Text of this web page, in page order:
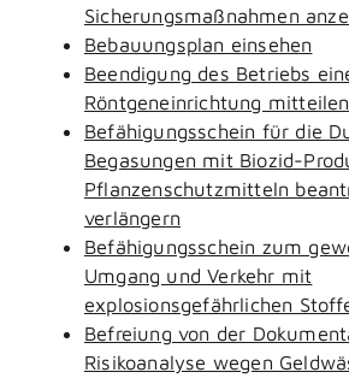
Sicherungsmaßnahmen
Bebauungsplan einsehen
Beendigung des Betriebs
Röntgeneinrichtung mitteilen
Befähigungsschein für die
Begasungen mit Biozid-
Pflanzenschutzmitteln
verlängern
Befähigungsschein zum
Umgang und Verkehr mit
explosionsgefährlichen
Befreiung von der
Risikoanalyse wegen